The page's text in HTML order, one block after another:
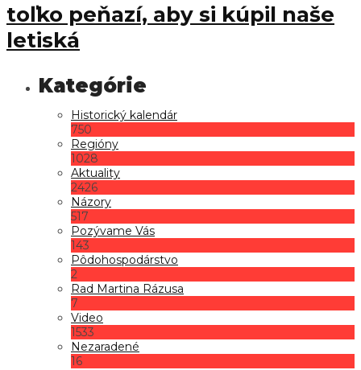
toľko peňazí, aby si kúpil naše
letiská
Historický kalendár
750
Regióny
1028
Aktuality
2426
Názory
517
Pozývame Vás
143
Pôdohospodárstvo
2
Rad Martina Rázusa
7
Video
1533
Nezaradené
16